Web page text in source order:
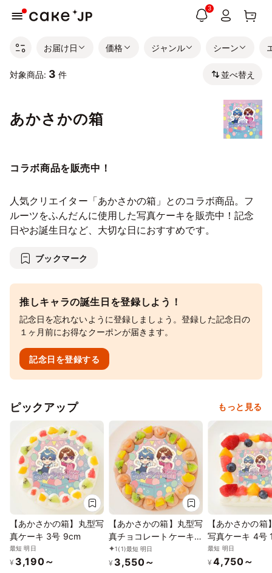
3
お届け日 価格 ジャンル シーン
対象商品: 3 件 並べ替え
あかさかの箱
コラボ商品を販売中！
人気クリエイター「あかさかの箱」とのコラボ商品。フ
ルーツをふんだんに使用した写真ケーキを販売中！記念
日やお誕生日など、大切な日におすすめです。
ブックマーク
推しキャラの誕生日を登録しよう！
記念日を忘れないように登録しましょう。登録した記念日の
１ヶ月前にお得なクーポンが届きます。
記念日を登録する
ピックアップ もっと見る
【あかさかの箱】丸型写
真ケーキ 3号 9cm
最短 明日
¥ 3,190～
【あかさかの箱】丸型写
真チョコレートケーキ 3
号 9cm
1(1)最短 明日
¥ 3,550～
【あかさかの箱
写真ケーキ 4号
最短 明日
¥ 4,750～